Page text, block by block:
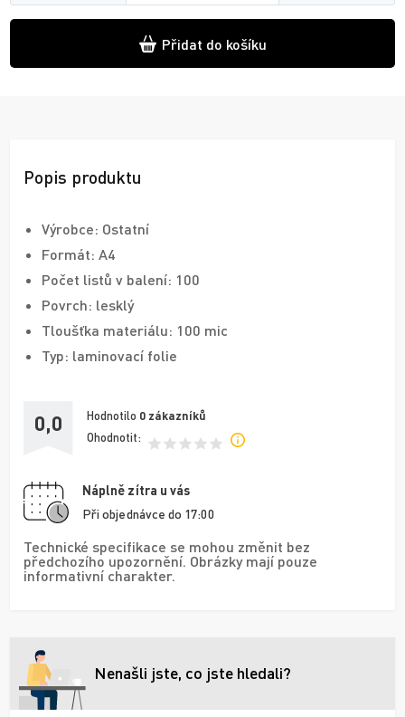
Přidat do košíku
Popis produktu
Výrobce: Ostatní
Formát: A4
Počet listů v balení: 100
Povrch: lesklý
Tloušťka materiálu: 100 mic
Typ: laminovací folie
0,0 Hodnotilo 0 zákazníků
Ohodnotit:
Náplně zítra u vás
Při objednávce do 17:00
Technické specifikace se mohou změnit bez
předchozího upozornění. Obrázky mají pouze
informativní charakter.
Nenašli jste, co jste hledali?